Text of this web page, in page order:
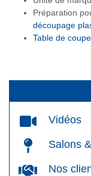
Préparation
découpage
Table de coupe
Vidéos
Salons
Nos